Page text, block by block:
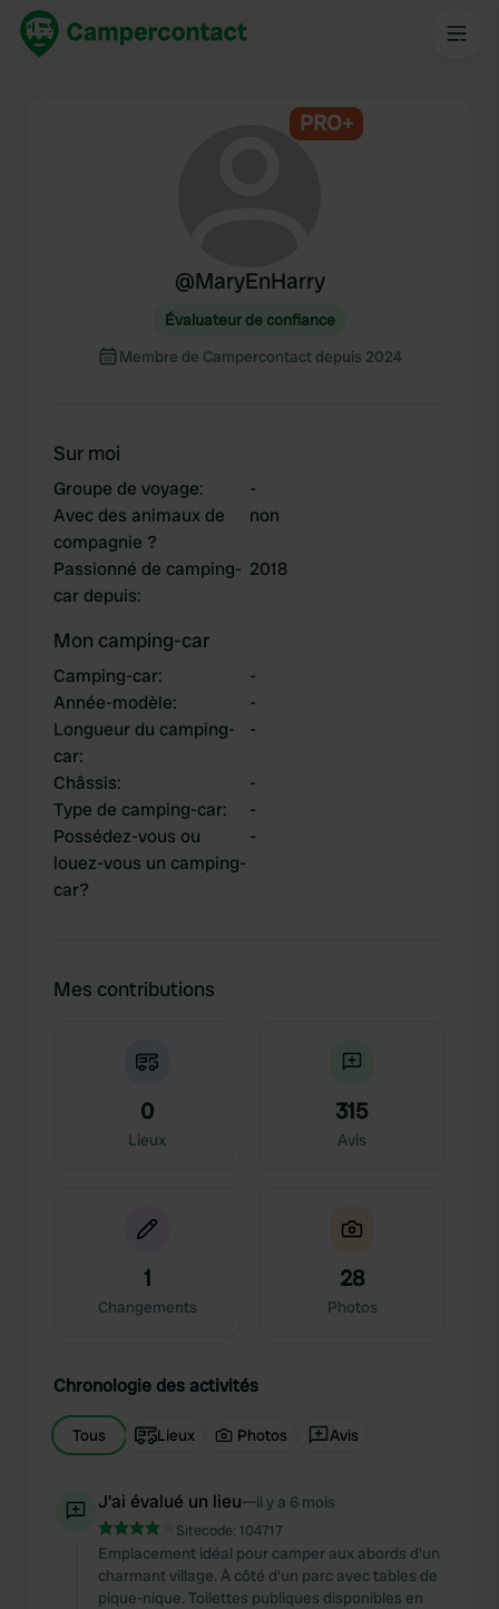
PRO+
@MaryEnHarry
Évaluateur de confiance
Membre de Campercontact depuis 2024
Sur moi
Groupe de voyage:
-
Avec des animaux de
compagnie ?
non
Passionné de camping-
car depuis:
2018
Mon camping-car
Camping-car:
-
Année-modèle:
-
Longueur du camping-
car:
-
Châssis:
-
Type de camping-car:
-
Possédez-vous ou
louez-vous un camping-
car?
-
Mes contributions
0
Lieux
315
Avis
1
Changements
28
Photos
Chronologie des activités
Tous Lieux Photos Avis
J'ai évalué un lieu—il y a 6 mois
Sitecode: 104717
Emplacement idéal pour camper aux abords d'un
charmant village. À côté d'un parc avec tables de
pique-nique. Toilettes publiques disponibles en